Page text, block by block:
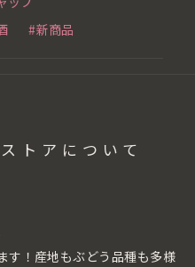
#新商品
トアについて
す！産地もぶどう品種も多様